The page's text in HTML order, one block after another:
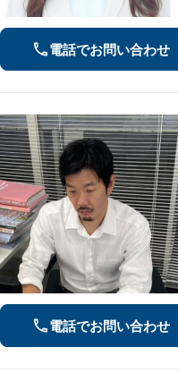
電話でお問い合わせ
電話でお問い合わせ